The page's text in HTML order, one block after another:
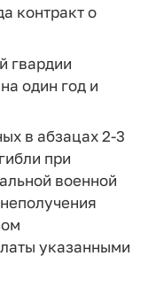
контракт о
гвардии
один год и
в абзацах 2-3
при
военной
указанными